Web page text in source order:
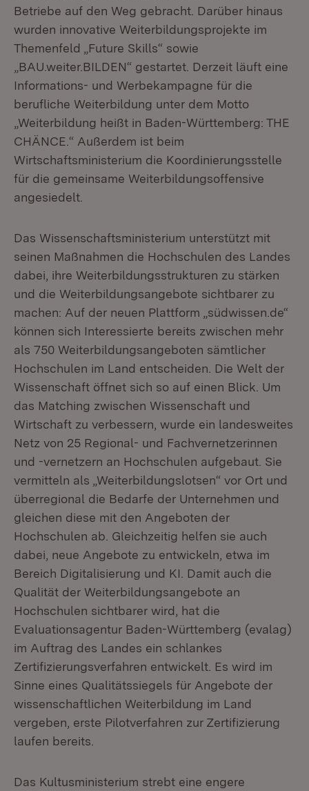
Betriebe auf den Weg gebracht. Darüber hinaus
wurden innovative Weiterbildungsprojekte im
Themenfeld „Future Skills“ sowie
„BAU.weiter.BILDEN“ gestartet. Derzeit läuft eine
Informations- und Werbekampagne für die
berufliche Weiterbildung unter dem Motto
„Weiterbildung heißt in Baden-Württemberg: THE
CHÄNCE.“ Außerdem ist beim
Wirtschaftsministerium die Koordinierungsstelle
für die gemeinsame Weiterbildungsoffensive
angesiedelt.
Das Wissenschaftsministerium unterstützt mit
seinen Maßnahmen die Hochschulen des Landes
dabei, ihre Weiterbildungsstrukturen zu stärken
und die Weiterbildungsangebote sichtbarer zu
machen: Auf der neuen Plattform „südwissen.de“
können sich Interessierte bereits zwischen mehr
als 750 Weiterbildungsangeboten sämtlicher
Hochschulen im Land entscheiden. Die Welt der
Wissenschaft öffnet sich so auf einen Blick. Um
das Matching zwischen Wissenschaft und
Wirtschaft zu verbessern, wurde ein landesweites
Netz von 25 Regional- und Fachvernetzerinnen
und -vernetzern an Hochschulen aufgebaut. Sie
vermitteln als „Weiterbildungslotsen“ vor Ort und
überregional die Bedarfe der Unternehmen und
gleichen diese mit den Angeboten der
Hochschulen ab. Gleichzeitig helfen sie auch
dabei, neue Angebote zu entwickeln, etwa im
Bereich Digitalisierung und KI. Damit auch die
Qualität der Weiterbildungsangebote an
Hochschulen sichtbarer wird, hat die
Evaluationsagentur Baden-Württemberg (evalag)
im Auftrag des Landes ein schlankes
Zertifizierungsverfahren entwickelt. Es wird im
Sinne eines Qualitätssiegels für Angebote der
wissenschaftlichen Weiterbildung im Land
vergeben, erste Pilotverfahren zur Zertifizierung
laufen bereits.
Das Kultusministerium strebt eine engere